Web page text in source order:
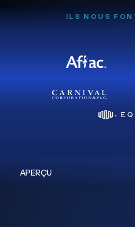
ILS NOUS